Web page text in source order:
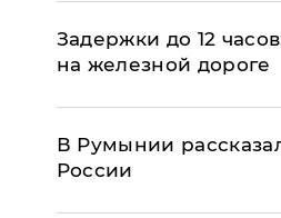
Задержки до 12
на железной дороге
В Румынии
России